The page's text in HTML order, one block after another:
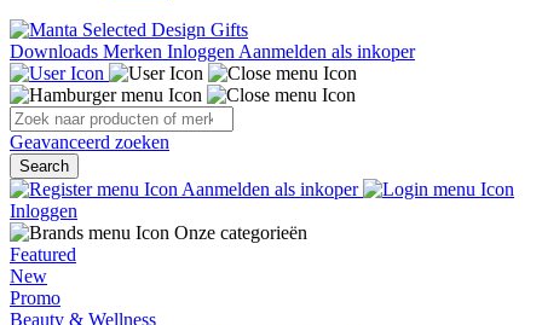
Downloads Merken Inloggen Aanmelden als inkoper
Geavanceerd zoeken
Search
Aanmelden als inkoper
Inloggen
Onze categorieën
Featured
New
Promo
Beauty & Wellness